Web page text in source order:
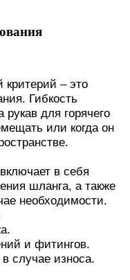
– это
Гибкость
рукав для горячего
или когда он
в себя
шланга, а также
необходимости.
и фитингов.
случае износа.